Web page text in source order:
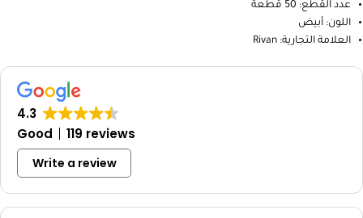
عدد القطع: 50 قطعة
اللون: أبيض
العلامة التجارية: Rivan
4.3
Good
119 reviews
Write a review